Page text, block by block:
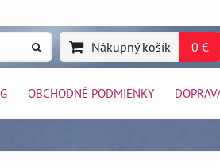
Nákupný košík 0 €
OBCHODNÉ PODMIENKY